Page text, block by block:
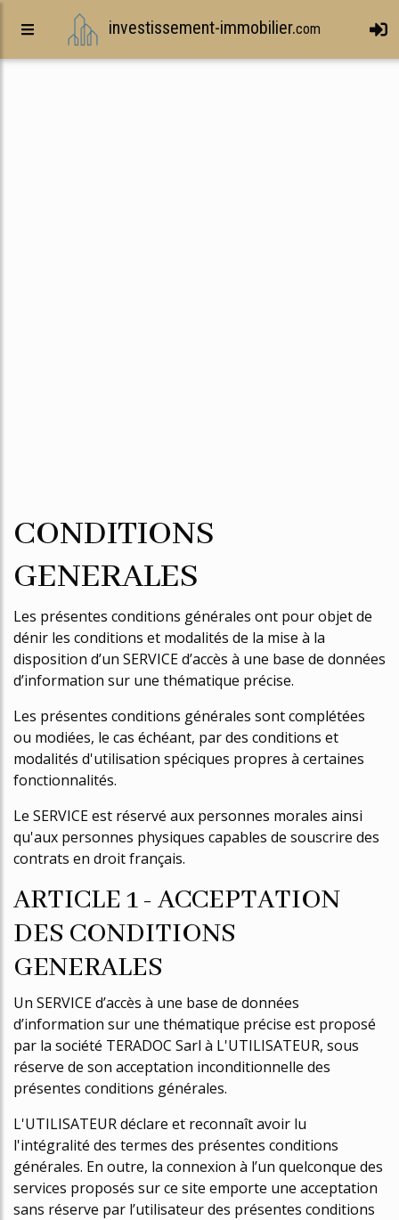
investissement-immobilier.com
CONDITIONS
GENERALES
Les présentes conditions générales ont pour objet de
définir les conditions et modalités de la mise à la
disposition d’un SERVICE d’accès à une base de données
d’information sur une thématique précise.
Les présentes conditions générales sont complétées
ou modifiées, le cas échéant, par des conditions et
modalités d'utilisation spécifiques propres à certaines
fonctionnalités.
Le SERVICE est réservé aux personnes morales ainsi
qu'aux personnes physiques capables de souscrire des
contrats en droit français.
ARTICLE 1 - ACCEPTATION
DES CONDITIONS
GENERALES
Un SERVICE d’accès à une base de données
d’information sur une thématique précise est proposé
par la société TERADOC Sarl à L'UTILISATEUR, sous
réserve de son acceptation inconditionnelle des
présentes conditions générales.
L'UTILISATEUR déclare et reconnaît avoir lu
l'intégralité des termes des présentes conditions
générales. En outre, la connexion à l’un quelconque des
services proposés sur ce site emporte une acceptation
sans réserve par l’utilisateur des présentes conditions